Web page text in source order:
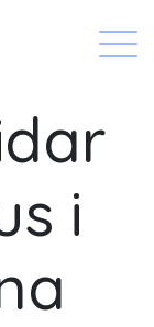
X
i